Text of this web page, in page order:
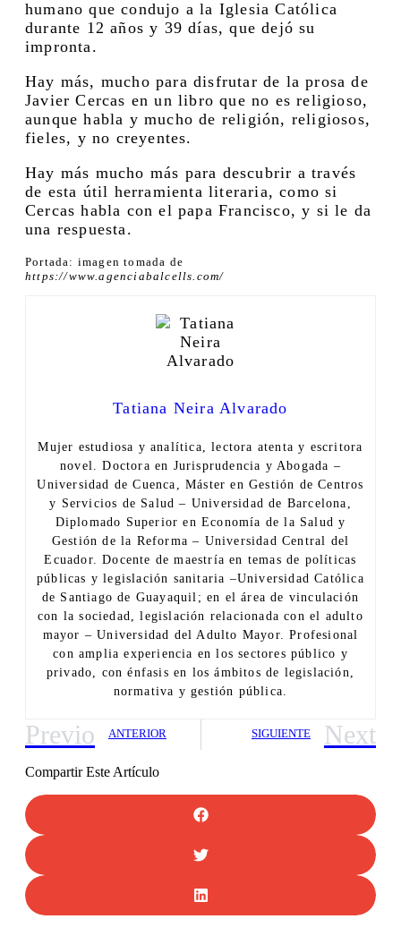
humano que condujo a la Iglesia Católica
durante 12 años y 39 días, que dejó su
impronta.
Hay más, mucho para disfrutar de la prosa de
Javier Cercas en un libro que no es religioso,
aunque habla y mucho de religión, religiosos,
fieles, y no creyentes.
Hay más mucho más para descubrir a través
de esta útil herramienta literaria, como si
Cercas habla con el papa Francisco, y si le da
una respuesta.
Portada: imagen tomada de
https://www.agenciabalcells.com/
Tatiana Neira Alvarado
Mujer estudiosa y analítica, lectora atenta y escritora
novel. Doctora en Jurisprudencia y Abogada –
Universidad de Cuenca, Máster en Gestión de Centros
y Servicios de Salud – Universidad de Barcelona,
Diplomado Superior en Economía de la Salud y
Gestión de la Reforma – Universidad Central del
Ecuador. Docente de maestría en temas de políticas
públicas y legislación sanitaria –Universidad Católica
de Santiago de Guayaquil; en el área de vinculación
con la sociedad, legislación relacionada con el adulto
mayor – Universidad del Adulto Mayor. Profesional
con amplia experiencia en los sectores público y
privado, con énfasis en los ámbitos de legislación,
normativa y gestión pública.
Previo ANTERIOR SIGUIENTE Next
Compartir Este Artículo